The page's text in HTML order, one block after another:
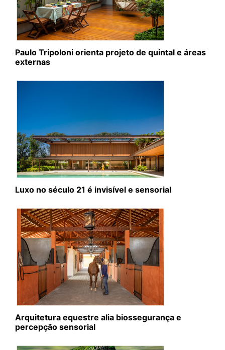
Paulo Tripoloni orienta projeto de quintal e áreas
externas
Luxo no século 21 é invisível e sensorial
Arquitetura equestre alia biossegurança e
percepção sensorial